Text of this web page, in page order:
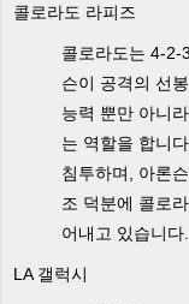
콜로라도 라피즈
콜로라도는 4-2-
슨이 공격의 선
능력 뿐만 아니
는 역할을 합니
침투하며, 아론
조 덕분에 콜로
어내고 있습니다.
LA 갤럭시